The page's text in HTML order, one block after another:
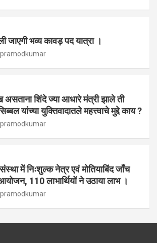
जाएगी भव्य कावड़ पद यात्रा ।
pramodkumar
असताना शिंदे ज्या आधारे मंत्री झाले ती
यांच्या युक्तिवादातले महत्त्वाचे मुद्दे काय ?
pramodkumar
में निःशुल्क नेत्र एवं मोतियाबिंद जाँच
110 लाभार्थियों ने उठाया लाभ ।
pramodkumar